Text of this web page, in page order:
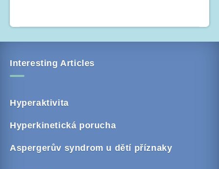
Interesting Articles
Hyperaktivita
Hyperkinetická porucha
Aspergerův syndrom u dětí příznaky